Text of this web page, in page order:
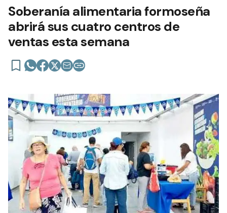
Soberanía alimentaria formoseña
abrirá sus cuatro centros de
ventas esta semana